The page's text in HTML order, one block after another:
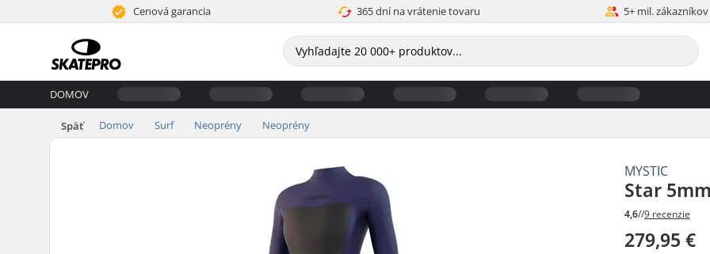
Cenová garancia 365 dní na vrátenie tovaru 5+ mil. zákazníkov
DOMOV
Späť Domov Surf Neoprény Neoprény
MYSTIC
Star
4,6//9 recenzie
279,95 €